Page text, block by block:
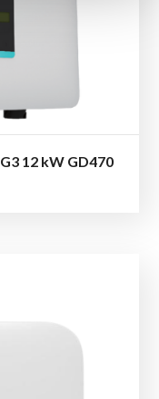
12 kW GD470